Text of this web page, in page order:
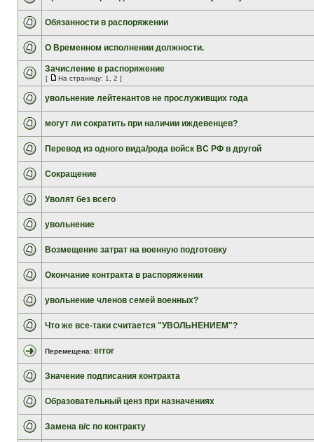
Обязанности в распоряжении
О Временном исполнении должности.
Зачисление в распоряжение
[ На страницу: 1 2 ]
увольнение лейтенантов не прослуживщих года
могут ли сократить при наличии иждевенцев?
Перевод из одного вида/рода войск ВС РФ в другой
Сокращение
Уволят без всего
увольнение
Возмещение затрат на военную подготовку
Окончание контракта в распоряжении
увольнение членов семей военных?
Что же все-таки считается "УВОЛЬНЕНИЕМ"?
Перемещена: error
Значение подписания контракта
Образовательный ценз при назначениях
Замена в/с по контракту